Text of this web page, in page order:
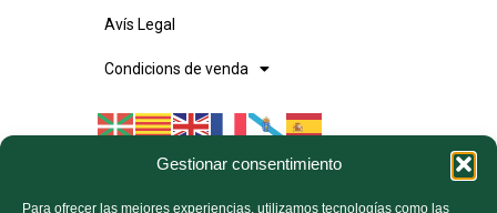
Gestionar consentimiento
Para ofrecer las mejores experiencias, utilizamos tecnologías como las
Avís Legal
Condicions de venda